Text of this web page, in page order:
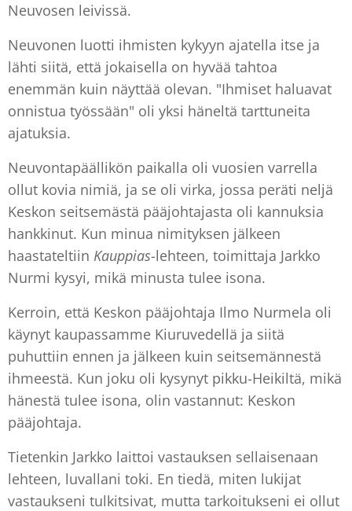
Neuvosen leivissä.
Neuvonen luotti ihmisten kykyyn ajatella itse ja
lähti siitä, että jokaisella on hyvää tahtoa
enemmän kuin näyttää olevan. "Ihmiset haluavat
onnistua työssään" oli yksi häneltä tarttuneita
ajatuksia.
Neuvontapäällikön paikalla oli vuosien varrella
ollut kovia nimiä, ja se oli virka, jossa peräti neljä
Keskon seitsemästä pääjohtajasta oli kannuksia
hankkinut. Kun minua nimityksen jälkeen
haastateltiin Kauppias-lehteen, toimittaja Jarkko
Nurmi kysyi, mikä minusta tulee isona.
Kerroin, että Keskon pääjohtaja Ilmo Nurmela oli
käynyt kaupassamme Kiuruvedellä ja siitä
puhuttiin ennen ja jälkeen kuin seitsemännestä
ihmeestä. Kun joku oli kysynyt pikku-Heikiltä, mikä
hänestä tulee isona, olin vastannut: Keskon
pääjohtaja.
Tietenkin Jarkko laittoi vastauksen sellaisenaan
lehteen, luvallani toki. En tiedä, miten lukijat
vastaukseni tulkitsivat, mutta tarkoitukseni ei ollut